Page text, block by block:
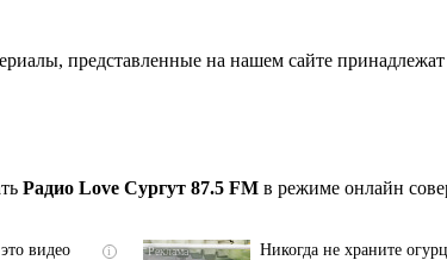
представленные на нашем сайте
Радио Love Сургут 87.5 FM в режиме онлайн
i
видео
Никогда не храните